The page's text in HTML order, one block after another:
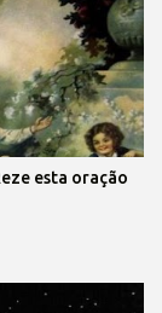
esta oração